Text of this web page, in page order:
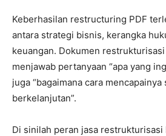
Keberhasilan restructuring PDF
antara strategi bisnis, kerangka
keuangan. Dokumen
menjawab pertanyaan “apa yang
juga “bagaimana cara mencapainya
berkelanjutan”.
Di sinilah peran jasa